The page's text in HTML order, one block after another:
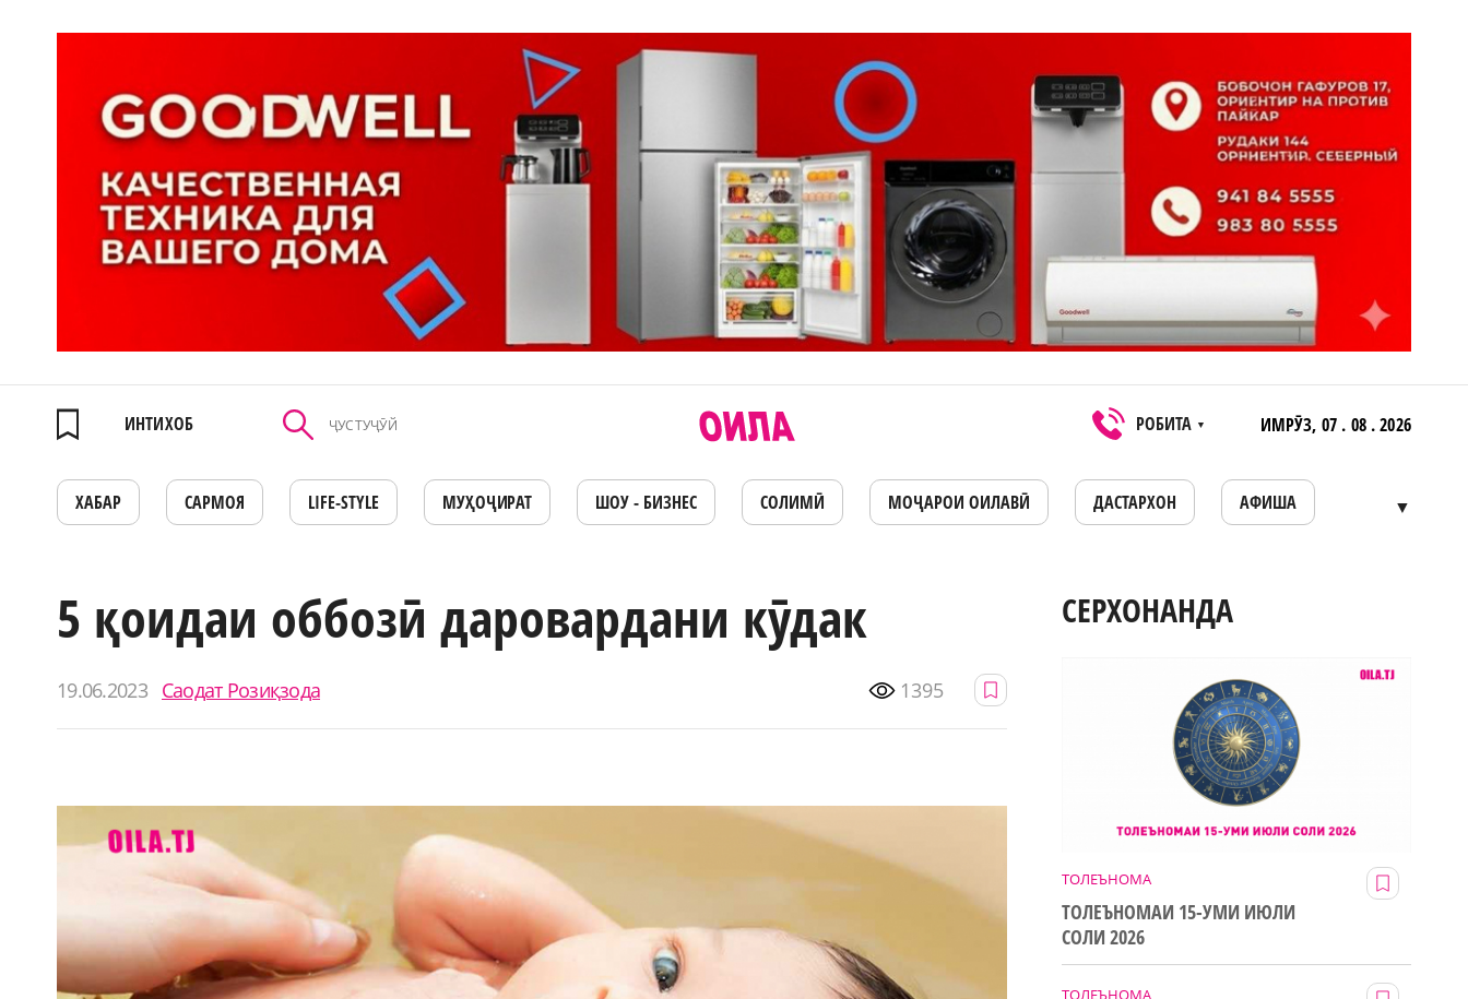
ИНТИХОБ РОБИТА ▼ ИМРӮЗ, 07 . 08 . 2026
ХАБАР САРМОЯ LIFE-STYLE МУҲОҶИРАТ ШОУ - БИЗНЕС СОЛИМӢ МОҶАРОИ ОИЛАВӢ ДАСТАРХОН АФИША ▼
5 қоидаи оббозӣ даровардани кӯдак
19.06.2023 Саодат Розиқзода 1395
СЕРХОНАНДА
ТОЛЕЪНОМА
ТОЛЕЪНОМАИ 15-УМИ ИЮЛИ
СОЛИ 2026
ТОЛЕЪНОМА